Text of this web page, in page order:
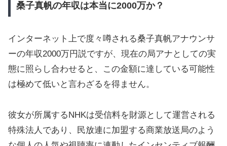
桑子真帆の年収は本当に2000万か？
インターネット上で度々噂される桑子真帆アナウンサ
ーの年収2000万円説ですが、現在の局アナとしての実
態に照らし合わせると、この金額に達している可能性
は極めて低いと言わざるを得ません。
彼女が所属するNHKは受信料を財源として運営される
特殊法人であり、民放連に加盟する商業放送局のよう